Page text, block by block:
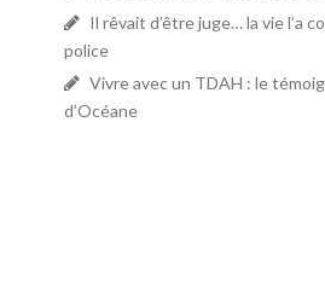
Il rêvait d’être juge… la vie l’a
police
Vivre avec un TDAH : le
d’Océane